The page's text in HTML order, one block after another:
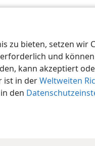
zu bieten, setzen wir
und
kann akzeptiert
ist in derWeltweiten
den
of Pennsylvania